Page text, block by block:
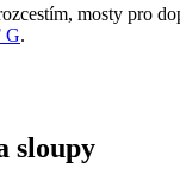
mosty pro
G.
sloupy